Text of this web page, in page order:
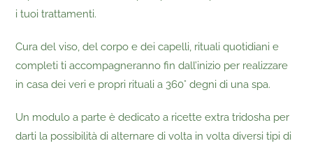
i tuoi trattamenti.
Cura del viso, del corpo e dei capelli, rituali quotidiani e
completi ti accompagneranno fin dall’inizio per realizzare
in casa dei veri e propri rituali a 360° degni di una spa.
Un modulo a parte è dedicato a ricette extra tridosha per
darti la possibilità di alternare di volta in volta diversi tipi di